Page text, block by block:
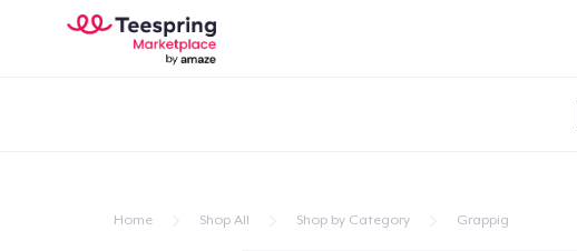
Home Shop All Shop by Category Grappig